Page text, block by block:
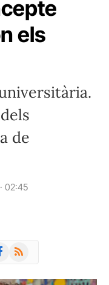
els
de
02:45
RSS